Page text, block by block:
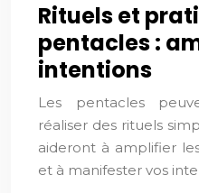
Rituels et
pentacles :
intentions
Les pentacles
réaliser des rituels
aideront à amplifier
et à manifester vos